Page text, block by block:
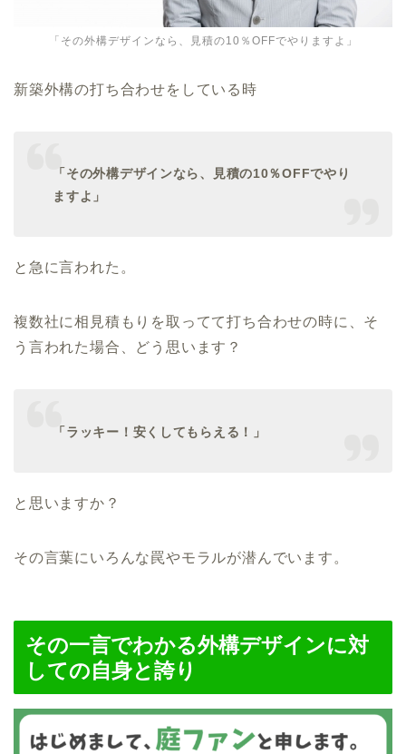
「その外構デザインなら、見積の10％OFFでやりますよ」
新築外構の打ち合わせをしている時
「その外構デザインなら、見積の10％OFFでやり
ますよ」
と急に言われた。
複数社に相見積もりを取ってて打ち合わせの時に、そ
う言われた場合、 どう思います？
「ラッキー！安くしてもらえる！」
と思いますか？
その言葉にいろんな罠やモラルが潜んでいます。
その一言でわかる外構デザインに対
しての自身と誇り